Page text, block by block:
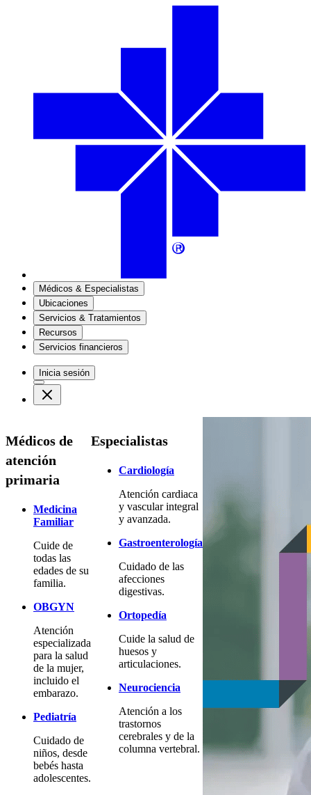
Médicos & Especialistas
Ubicaciones
Servicios & Tratamientos
Recursos
Servicios financieros
Inicia sesión
Médicos de
atención
primaria
Medicina
Familiar
Cuide de
todas las
edades de su
familia.
OBGYN
Atención
especializada
para la salud
de la mujer,
incluido el
embarazo.
Pediatría
Cuidado de
niños, desde
bebés hasta
adolescentes.
Especialistas
Cardiología
Atención cardiaca
y vascular integral
y avanzada.
Gastroenterología
Cuidado de las
afecciones
digestivas.
Ortopedía
Cuide la salud de
huesos y
articulaciones.
Neurociencia
Atención a los
trastornos
cerebrales y de la
columna vertebral.